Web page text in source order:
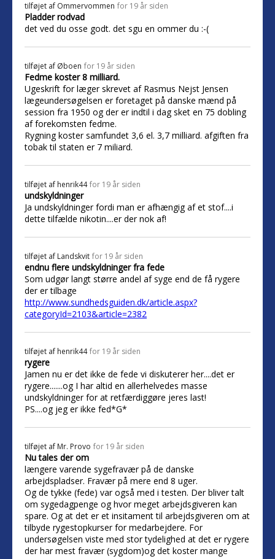
tilføjet af Ommervommen for 19 år siden
Pladder rodvad
det ved du osse godt. det sgu en ommer du :-(
tilføjet af Øboen for 19 år siden
Fedme koster 8 milliard.
Ugeskrift for læger skrevet af Rasmus Nejst Jensen
lægeundersøgelsen er foretaget på danske mænd på
session fra 1950 og der er indtil i dag sket en 75 dobling
af forekomsten fedme.
Rygning koster samfundet 3,6 el. 3,7 milliard. afgiften fra
tobak til staten er 7 miliard.
tilføjet af henrik44 for 19 år siden
undskyldninger
Ja undskyldninger fordi man er afhængig af et stof....i
dette tilfælde nikotin....er der nok af!
tilføjet af Landskvit for 19 år siden
endnu flere undskyldninger fra fede
Som udgør langt større andel af syge end de få rygere
der er tilbage
http://www.sundhedsguiden.dk/article.aspx?
categoryId=2103&article=2382
tilføjet af henrik44 for 19 år siden
rygere
Jamen nu er det ikke de fede vi diskuterer her....det er
rygere.......og I har altid en allerhelvedes masse
undskyldninger for at retfærdiggøre jeres last!
PS....og jeg er ikke fed*G*
tilføjet af Mr. Provo for 19 år siden
Nu tales der om
længere varende sygefravær på de danske
arbejdspladser. Fravær på mere end 8 uger.
Og de tykke (fede) var også med i testen. Der bliver talt
om sygedagpenge og hvor meget arbejdsgiveren kan
spare. Og at det er et insitament til arbejdsgiveren om at
tilbyde rygestopkurser for medarbejdere. For
undersøgelsen viste med stor tydelighed at det er rygere
der har mest fravær (sygdom)og det koster mange